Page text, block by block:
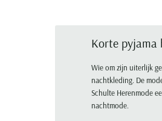
Korte pyjama
Wie om zijn uiterlijk
nachtkleding. De
Schulte Herenmode
nachtmode.